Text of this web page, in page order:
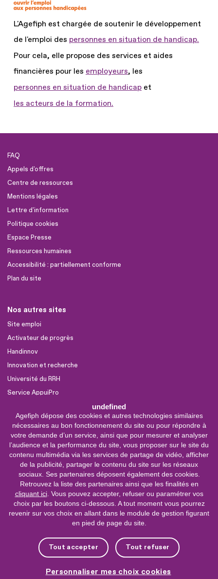
undefined
Agefiph dépose des cookies et autres technologies similaires
nécessaires au bon fonctionnement du site ou pour répondre à
votre demande d’un service, ainsi que pour mesurer et analyser
l’audience et la performance du site, vous proposer sur le site du
contenu multimédia via les services de partage de vidéo, afficher
de la publicité, partager le contenu du site sur les réseaux
sociaux. Ses partenaires déposent également des cookies.
Retrouvez la liste des partenaires ainsi que les finalités en
cliquant ici. Vous pouvez accepter, refuser ou paramétrer vos
choix par les boutons ci-dessous. A tout moment vous pourrez
revenir sur vos choix en allant dans le module de gestion figurant
en pied de page du site.
Tout accepter Tout refuser
Personnaliser mes choix cookies
L'Agefiph est chargée de soutenir le développement
de l'emploi des personnes en situation de handicap.
Pour cela, elle propose des services et aides
financières pour les employeurs, les
personnes en situation de handicap et
les acteurs de la formation.
FAQ
Appels d'offres
Centre de ressources
Mentions légales
Lettre d'information
Politique cookies
Espace Presse
Ressources humaines
Accessibilité : partiellement conforme
Plan du site
Nos autres sites
Site emploi
Activateur de progrès
Handinnov
Innovation et recherche
Université du RRH
Service AppuiPro
Nous suivre
Youtube
Linkedin
Facebook
0 800 11 10 09
Service &
appel gratuits
Nous contacter
Plateforme de mise en contact LSF